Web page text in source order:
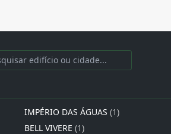
IMPÉRIO DAS ÁGUAS (1)
BELL VIVERE (1)